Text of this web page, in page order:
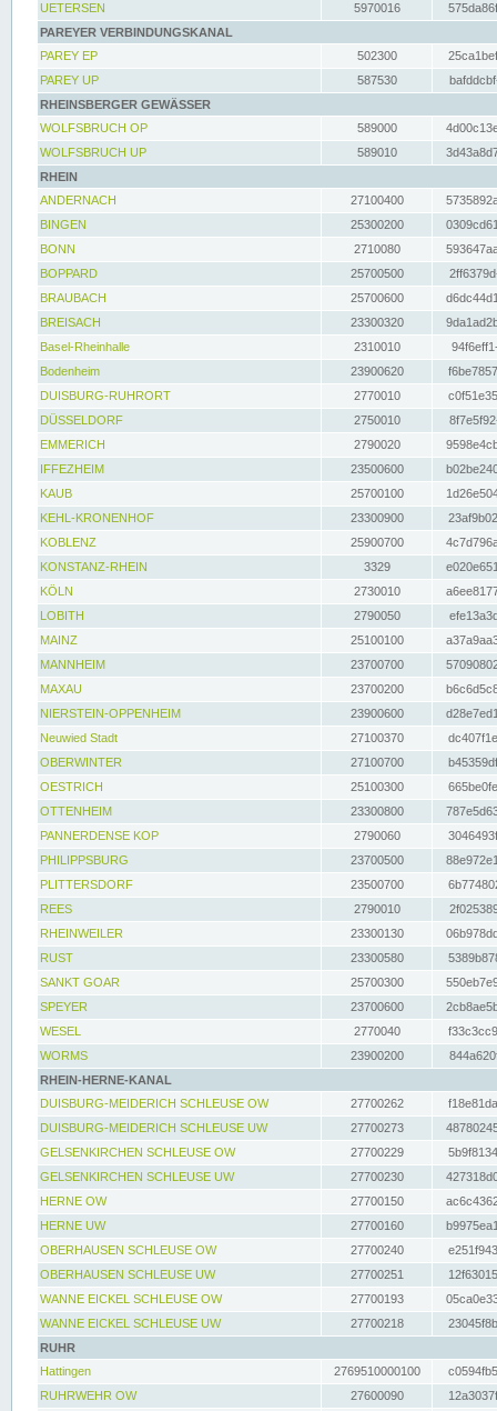
UETERSEN
5970016
PAREYER VERBINDUNGSKANAL
PAREY EP
502300
PAREY UP
587530
RHEINSBERGER GEWÄSSER
WOLFSBRUCH OP
589000
WOLFSBRUCH UP
589010
RHEIN
ANDERNACH
27100400
BINGEN
25300200
BONN
2710080
BOPPARD
25700500
BRAUBACH
25700600
BREISACH
23300320
Basel-Rheinhalle
2310010
Bodenheim
23900620
DUISBURG-RUHRORT
2770010
DÜSSELDORF
2750010
EMMERICH
2790020
IFFEZHEIM
23500600
KAUB
25700100
KEHL-KRONENHOF
23300900
KOBLENZ
25900700
KONSTANZ-RHEIN
3329
KÖLN
2730010
LOBITH
2790050
MAINZ
25100100
MANNHEIM
23700700
MAXAU
23700200
NIERSTEIN-OPPENHEIM
23900600
Neuwied Stadt
27100370
OBERWINTER
27100700
OESTRICH
25100300
OTTENHEIM
23300800
PANNERDENSE KOP
2790060
PHILIPPSBURG
23700500
PLITTERSDORF
23500700
REES
2790010
RHEINWEILER
23300130
RUST
23300580
SANKT GOAR
25700300
SPEYER
23700600
WESEL
2770040
WORMS
23900200
RHEIN-HERNE-KANAL
DUISBURG-MEIDERICH SCHLEUSE OW
27700262
DUISBURG-MEIDERICH SCHLEUSE UW
27700273
GELSENKIRCHEN SCHLEUSE OW
27700229
GELSENKIRCHEN SCHLEUSE UW
27700230
HERNE OW
27700150
HERNE UW
27700160
OBERHAUSEN SCHLEUSE OW
27700240
OBERHAUSEN SCHLEUSE UW
27700251
WANNE EICKEL SCHLEUSE OW
27700193
WANNE EICKEL SCHLEUSE UW
27700218
RUHR
Hattingen
2769510000100
RUHRWEHR OW
27600090